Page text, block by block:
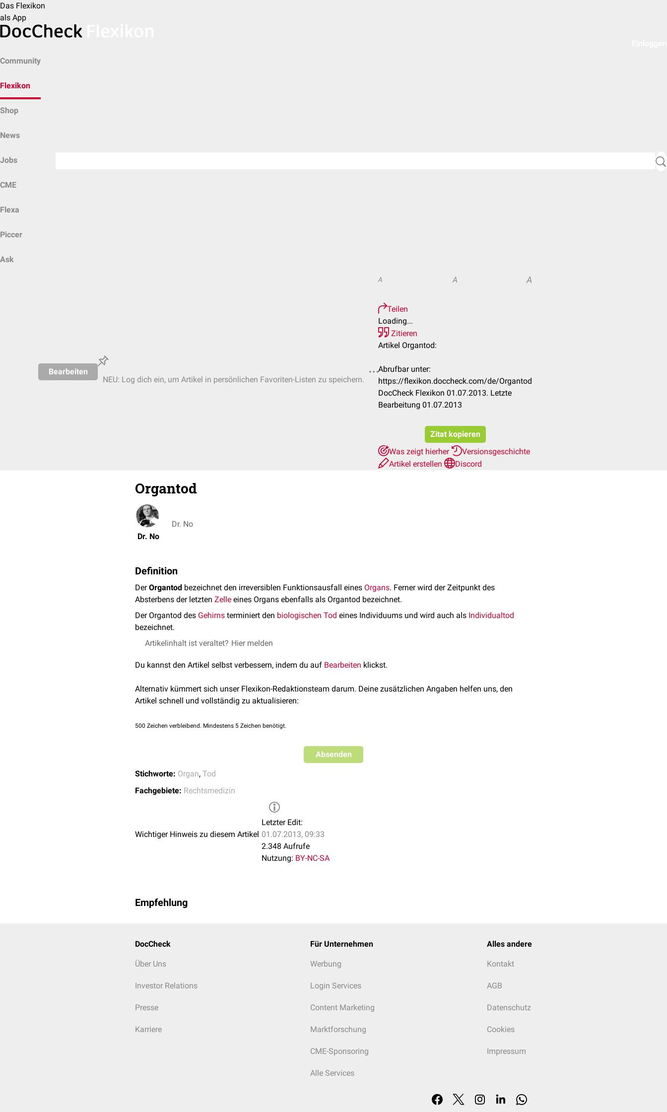
Das Flexikon
als App
Community
Flexikon
Shop
News
Jobs
CME
Flexa
Piccer
Ask
Bearbeiten
NEU: Log dich ein, um Artikel in persönlichen Favoriten-Listen zu speichern.
A A A
Teilen
Loading...
Zitieren
Artikel Organtod:
Abrufbar unter:
https://flexikon.doccheck.com/de/Organtod
DocCheck Flexikon 01.07.2013. Letzte
Bearbeitung 01.07.2013
Zitat kopieren
Was zeigt hierher
Versionsgeschichte
Artikel erstellen
Discord
Organtod
Dr. No
Dr. No
Definition
DerOrgantod bezeichnet den irreversiblen Funktionsausfall eines Organs. Ferner wird der Zeitpunkt des
Absterbens der letzten Zelle eines Organs ebenfalls als Organtod bezeichnet.
Der Organtod des Gehirns terminiert den biologischen Tod eines Individuums und wird auch als Individualtod
bezeichnet.
Artikelinhalt ist veraltet? Hier melden
Du kannst den Artikel selbst verbessern, indem du auf Bearbeiten klickst.
Alternativ kümmert sich unser Flexikon-Redaktionsteam darum. Deine zusätzlichen Angaben helfen uns, den
Artikel schnell und vollständig zu aktualisieren:
500 Zeichen verbleibend. Mindestens 5 Zeichen benötigt.
Absenden
Stichworte: Organ, Tod
Fachgebiete: Rechtsmedizin
Wichtiger Hinweis zu diesem Artikel
Letzter Edit:
01.07.2013, 09:33
2.348 Aufrufe
Nutzung: BY-NC-SA
Empfehlung
DocCheck
Über Uns
Investor Relations
Presse
Karriere
Für Unternehmen
Werbung
Login Services
Content Marketing
Marktforschung
CME-Sponsoring
Alle Services
Alles andere
Kontakt
AGB
Datenschutz
Cookies
Impressum